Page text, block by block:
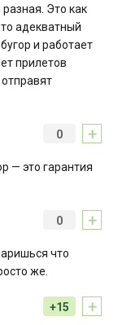
Это как
адекватный
и работает
прилетов
+
0
— это гарантия
+
0
что
же.
+
+15